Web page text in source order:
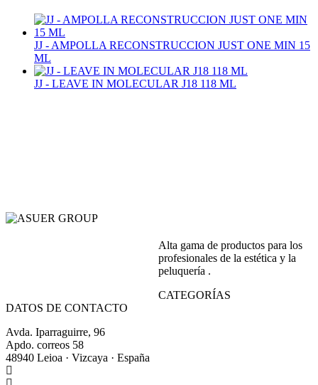
JJ - AMPOLLA RECONSTRUCCION JUST ONE MIN 15
ML
JJ - LEAVE IN MOLECULAR J18 118 ML
Alta gama de productos para los
profesionales de la estética y la
peluquería .
CATEGORÍAS
DATOS DE CONTACTO
Avda. Iparraguirre, 96
Apdo. correos 58
48940 Leioa · Vizcaya · España